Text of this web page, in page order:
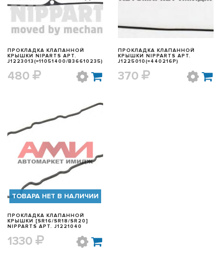
ПРОКЛАДКА КЛАПАННОЙ
КРЫШКИ NIPARTS АРТ.
J1223013(=11051400/B36610235)
480
ПРОКЛАДКА КЛАПАННОЙ
КРЫШКИ NIPPARTS АРТ.
J1225010(=440216P)
370
БЫСТРЫЙ ПРОСМОТР
ТОВАРА НЕТ В НАЛИЧИИ
ПРОКЛАДКА КЛАПАННОЙ
КРЫШКИ [SR16/SR18/SR20]
NIPPARTS АРТ. J1221040
1330